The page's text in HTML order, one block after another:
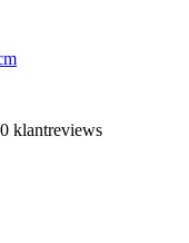
klantreviews